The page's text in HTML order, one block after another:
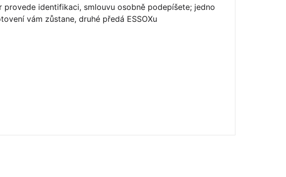
provede identifikaci, smlouvu osobně podepíšete; jedno
vám zůstane, druhé předá ESSOXu